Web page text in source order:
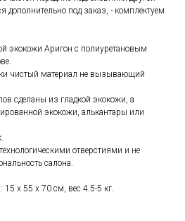
под заказ, - комплектуем
экокожи Аригон с полиуретановым
чистый материал не вызывающий
сделаны из гладкой экокожи, а
экокожи, алькантары или
отверстиями и не
салона.
x 55 x 70 см, вес 4.5-5 кг.